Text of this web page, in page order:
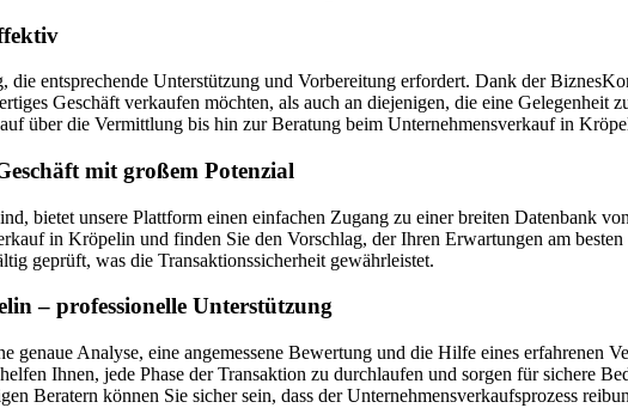
entsprechende Unterstützung und Vorbereitung erfordert. Dank der
Geschäft verkaufen möchten, als auch an diejenigen, die eine Gelegenheit
über die Vermittlung bis hin zur Beratung beim Unternehmensverkauf in
mit großem Potenzial
bietet unsere Plattform einen einfachen Zugang zu einer breiten Datenbank
in Kröpelin und finden Sie den Vorschlag, der Ihren Erwartungen am
geprüft, was die Transaktionssicherheit gewährleistet.
– professionelle Unterstützung
genaue Analyse, eine angemessene Bewertung und die Hilfe eines
Ihnen, jede Phase der Transaktion zu durchlaufen und sorgen für sichere
Beratern können Sie sicher sein, dass der Unternehmensverkaufsprozess